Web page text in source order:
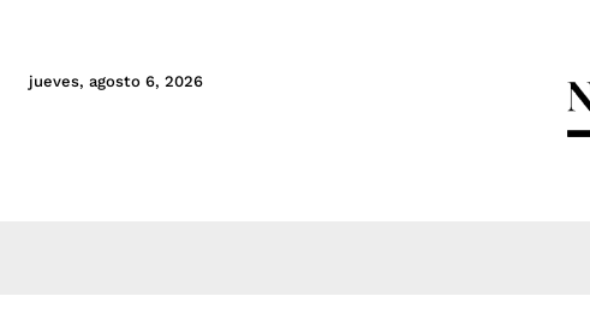
jueves, agosto 6, 2026